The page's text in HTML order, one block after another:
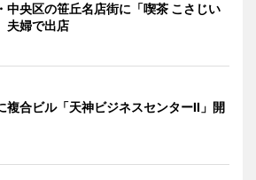
中央区の笹丘名店街に「喫茶 こさじい
婦で出店
複合ビル「天神ビジネスセンターII」開